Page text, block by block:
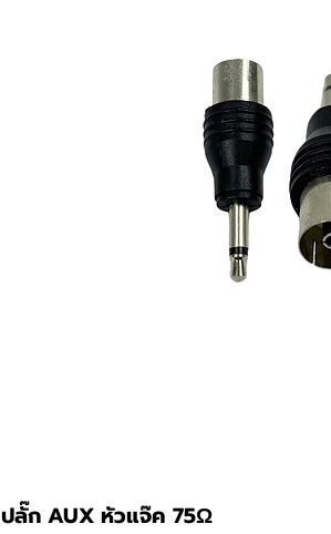
ปลั๊ก AUX หัวแจ๊ค 75Ω